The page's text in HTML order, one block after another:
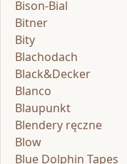
Bison-Bial
Bitner
Bity
Blachodach
Black&Decker
Blanco
Blaupunkt
Blendery ręczne
Blow
Blue Dolphin Tapes